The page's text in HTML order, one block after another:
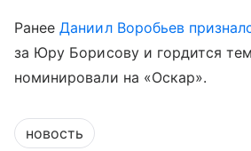
РанееДаниил Воробьев
за Юру Борисову и гордится
номинировали на «Оскар».
новость